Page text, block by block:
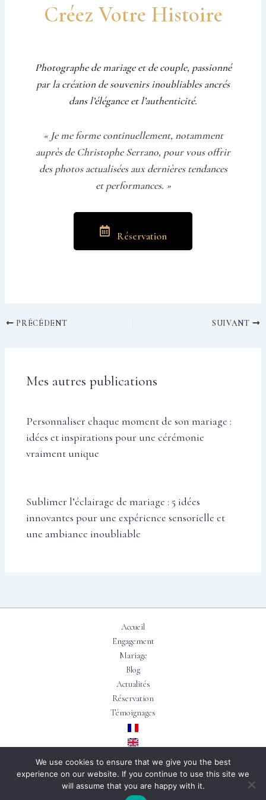
Créez Votre Histoire
Photographe de mariage et de couple, passionné
par la création de souvenirs inoubliables ancrés
dans l’élégance et l’authenticité.
« Je me forme continuellement, notamment
auprès de Christophe Serrano, pour vous offrir
des photos actualisées aux dernières tendances
et performances. »
Réservation
PRÉCÉDENT SUIVANT
Mes autres publications
Personnaliser chaque moment de son mariage :
idées et inspirations pour une cérémonie
vraiment unique
Sublimer l’éclairage de mariage : 5 idées
innovantes pour une expérience sensorielle et
une ambiance inoubliable
Accueil
Engagement
Mariage
Blog
Actualités
Réservation
Témoignages
Copyright © 2026 | Conçu par Floteuil EI
We use cookies to ensure that we give you the best
experience on our website. If you continue to use this site we
will assume that you are happy with it.